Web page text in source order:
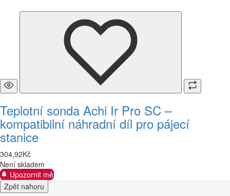
Teplotní sonda Achi Ir Pro SC –
kompatibilní náhradní díl pro pájecí
stanice
304,92Kč
Není skladem
Upozornit mě
Zpět nahoru